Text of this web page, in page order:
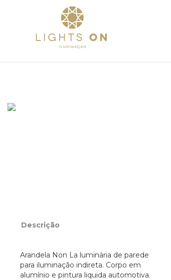
Descrição
Arandela Non La luminária de parede
para iluminação indireta. Corpo em
alumínio e pintura liquida automotiva.